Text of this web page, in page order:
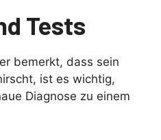
Tests
bemerkt, dass sein
ist es wichtig,
Diagnose zu einem